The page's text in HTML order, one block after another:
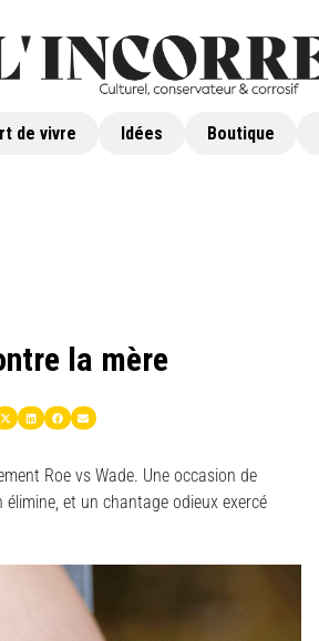
de vivre Idées Boutique
la mère
Roe vs Wade. Une occasion de
élimine, et un chantage odieux exercé